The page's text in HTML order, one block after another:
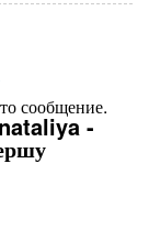
сообщение.
-